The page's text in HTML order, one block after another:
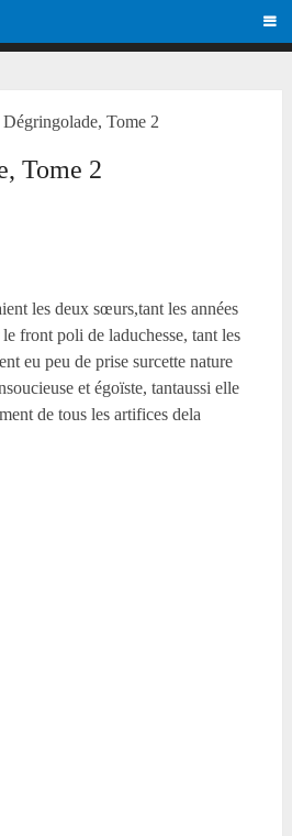
Tome 2
Tome 2
les deux sœurs,tant les années
front poli de laduchesse, tant les
eu peu de prise surcette nature
et égoïste, tantaussi elle
de tous les artifices dela